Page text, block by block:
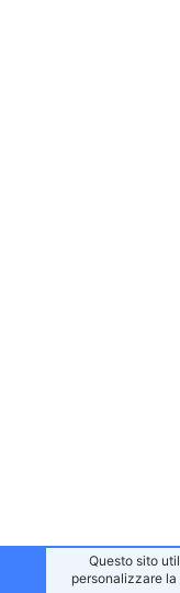
Questo sito
personalizzare